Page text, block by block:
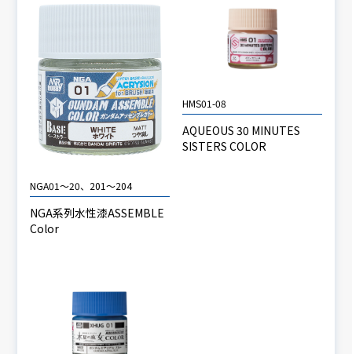
NGA01～20、201～204
NGA系列水性漆ASSEMBLE
Color
HMS01-08
AQUEOUS 30 MINUTES
SISTERS COLOR